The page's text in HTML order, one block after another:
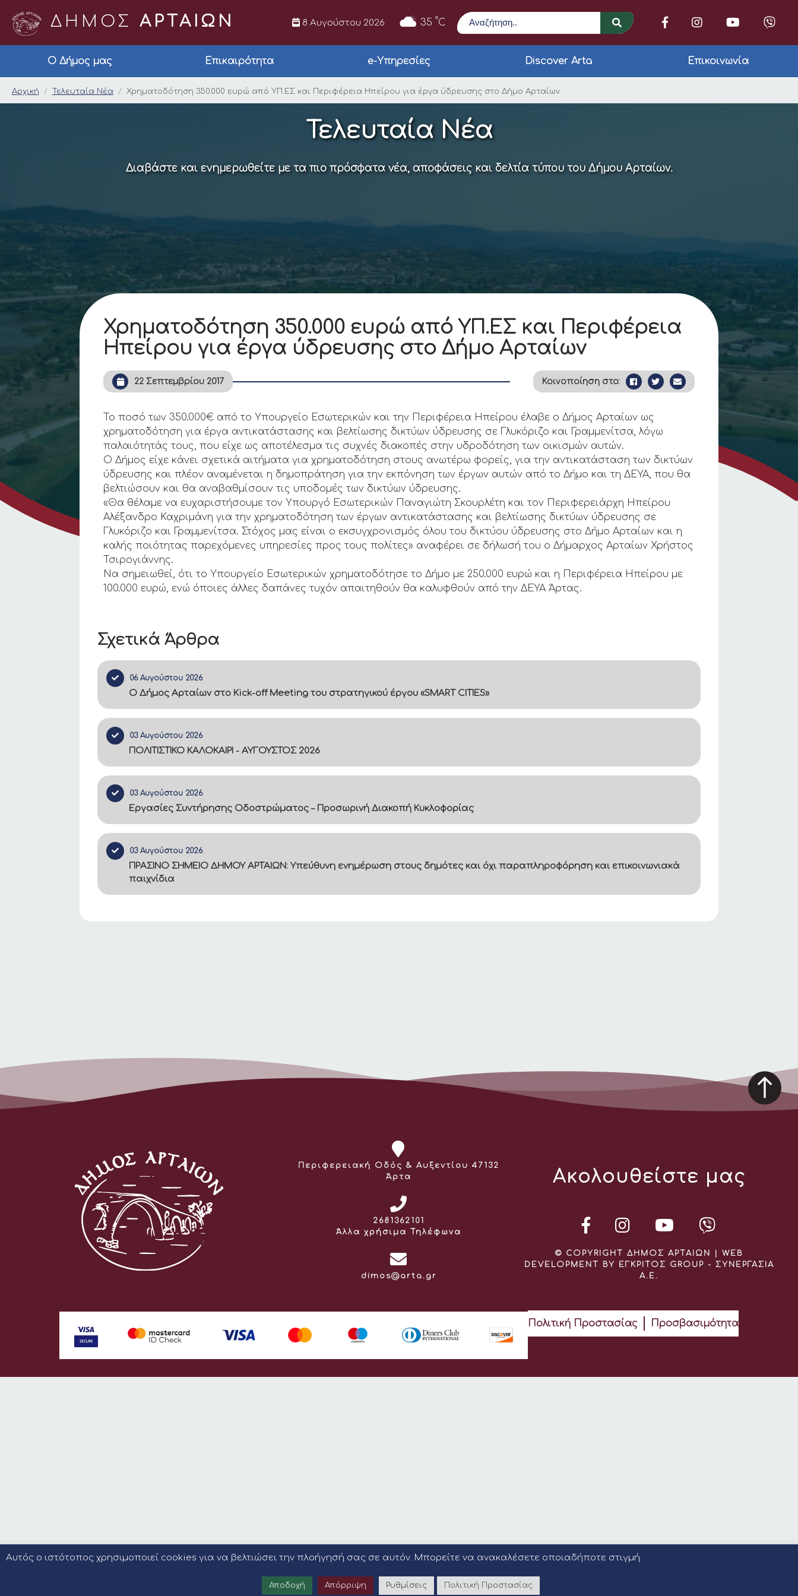
ΔΗΜΟΣ ΑΡΤΑΙΩΝ 8 Αυγούστου 2026 35 °C
Αναζήτηση
Ο Δήμος μας Επικαιρότητα e-Υπηρεσίες Discover Arta Επικοινωνία
Χρηματοδότηση 350.000 ευρώ από ΥΠ.ΕΣ και Περιφέρεια
Αρχική Τελευταία Νέα Χρηματοδότηση 350.000 ευρώ από ΥΠ.ΕΣ και Περιφέρεια Ηπείρου για έργα ύδρευσης στο Δήμο Αρταίων
Τελευταία Νέα
Διαβάστε και ενημερωθείτε με τα πιο πρόσφατα νέα, αποφάσεις και δελτία τύπου του Δήμου Αρταίων.
Σχετικά Άρθρα
06 Αυγούστου 2026
Ο Δήμος Αρταίων στο Kick-off Meeting του στρατηγικού έργου «SMART CITIES»
03 Αυγούστου 2026
ΠΟΛΙΤΙΣΤΙΚΟ ΚΑΛΟΚΑΙΡΙ - ΑΥΓΟΥΣΤΟΣ 2026
03 Αυγούστου 2026
Εργασίες Συντήρησης Οδοστρώματος – Προσωρινή Διακοπή Κυκλοφορίας
03 Αυγούστου 2026
ΠΡΑΣΙΝΟ ΣΗΜΕΙΟ ΔΗΜΟΥ ΑΡΤΑΙΩΝ: Υπεύθυνη ενημέρωση στους δημότες και όχι παραπληροφόρηση και επικοινωνιακά
παιχνίδια
Χρηματοδότηση 350.000 ευρώ από ΥΠ.ΕΣ και Περιφέρεια
Ηπείρου για έργα ύδρευσης στο Δήμο Αρταίων
22 Σεπτεμβρίου 2017 Κοινοποίηση στο:
Το ποσό των 350.000€ από το Υπουργείο Εσωτερικών και την Περιφέρεια Ηπείρου έλαβε ο Δήμος Αρταίων ως
χρηματοδότηση για έργα αντικατάστασης και βελτίωσης δικτύων ύδρευσης σε Γλυκόριζο και Γραμμενίτσα, λόγω
παλαιότητάς τους, που είχε ως αποτέλεσμα τις συχνές διακοπές στην υδροδότηση των οικισμών αυτών.
Ο Δήμος είχε κάνει σχετικά αιτήματα για χρηματοδότηση στους ανωτέρω φορείς, για την αντικατάσταση των δικτύων
ύδρευσης και πλέον αναμένεται η δημοπράτηση για την εκπόνηση των έργων αυτών από το Δήμο και τη ΔΕΥΑ, που θα
βελτιώσουν και θα αναβαθμίσουν τις υποδομές των δικτύων ύδρευσης.
«Θα θέλαμε να ευχαριστήσουμε τον Υπουργό Εσωτερικών Παναγιώτη Σκουρλέτη και τον Περιφερειάρχη Ηπείρου
Αλέξανδρο Καχριμάνη για την χρηματοδότηση των έργων αντικατάστασης και βελτίωσης δικτύων ύδρευσης σε
Γλυκόριζο και Γραμμενίτσα. Στόχος μας είναι ο εκσυγχρονισμός όλου του δικτύου ύδρευσης στο Δήμο Αρταίων και η
καλής ποιότητας παρεχόμενες υπηρεσίες προς τους πολίτες» αναφέρει σε δήλωσή του ο Δήμαρχος Αρταίων Χρήστος
Τσιρογιάννης.
Να σημειωθεί, ότι το Υπουργείο Εσωτερικών χρηματοδότησε το Δήμο με 250.000 ευρώ και η Περιφέρεια Ηπείρου με
100.000 ευρώ, ενώ όποιες άλλες δαπάνες τυχόν απαιτηθούν θα καλυφθούν από την ΔΕΥΑ Άρτας.
Διεύθυνση:
Περιφερειακή Οδός & Αυξεντίου 47132
Άρτα
Τηλέφωνο:
2681362101
Άλλα χρήσιμα Τηλέφωνα
Email:
dimos@arta.gr
Ακολουθείστε μας
© COPYRIGHT ΔΗΜΟΣ ΑΡΤΑΙΩΝ | WEB
DEVELOPMENT BY ΕΓΚΡΙΤΟΣ GROUP - ΣΥΝΕΡΓΑΣΙΑ
Α.Ε.
Πολιτική Προστασίας Προσβασιμότητα
Αυτός ο ιστότοπος χρησιμοποιεί cookies για να βελτιώσει την πλοήγησή σας σε αυτόν. Μπορείτε να ανακαλέσετε οποιαδήποτε στιγμή.
Αποδοχή Απόρριψη Ρυθμίσεις Πολιτική Προστασίας